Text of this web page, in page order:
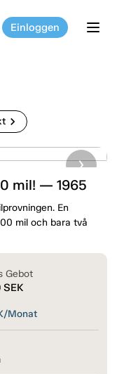
Einloggen
chevron_right
mil! — 1965
En
mil och bara två
Gebot
SEK
Monat